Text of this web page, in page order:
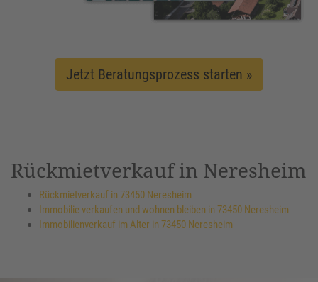
Jetzt Beratungsprozess starten »
Rückmietverkauf in Neresheim
Rückmietverkauf in 73450 Neresheim
Immobilie verkaufen und wohnen bleiben in 73450 Neresheim
Immobilienverkauf im Alter in 73450 Neresheim